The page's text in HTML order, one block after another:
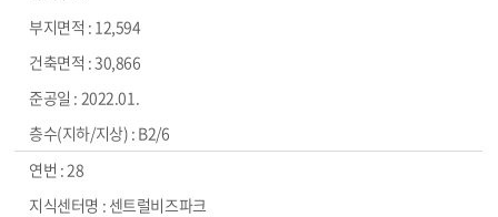
12,594
30,866
2022.01.
B2/6
28
센트럴비즈파크